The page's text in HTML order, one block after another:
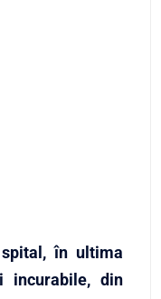
în ultima
incurabile, din